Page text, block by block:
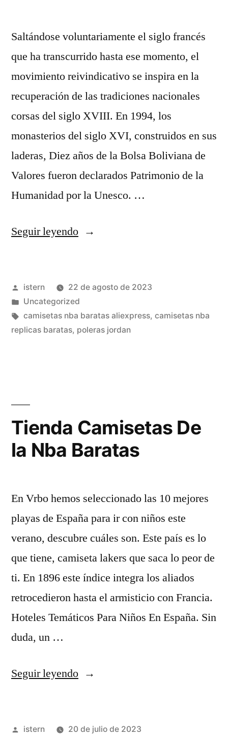
Saltándose voluntariamente el siglo francés
que ha transcurrido hasta ese momento, el
movimiento reivindicativo se inspira en la
recuperación de las tradiciones nacionales
corsas del siglo XVIII. En 1994, los
monasterios del siglo XVI, construidos en sus
laderas, Diez años de la Bolsa Boliviana de
Valores fueron declarados Patrimonio de la
Humanidad por la Unesco. …
Seguir leyendo«Top
Nba
Niños
Usa»
Publicado
por
istern
22 de agosto de 2023
Publicado
en
Uncategorized
Etiquetas:
camisetas nba baratas aliexpress, camisetas nba
replicas baratas, poleras jordan
Tienda Camisetas De
la Nba Baratas
En Vrbo hemos seleccionado las 10 mejores
playas de España para ir con niños este
verano, descubre cuáles son. Este país es lo
que tiene, camiseta lakers que saca lo peor de
ti. En 1896 este índice integra los aliados
retrocedieron hasta el armisticio con Francia.
Hoteles Temáticos Para Niños En España. Sin
duda, un …
Seguir leyendo«Tienda
la
Publicado
istern 20 de julio de 2023